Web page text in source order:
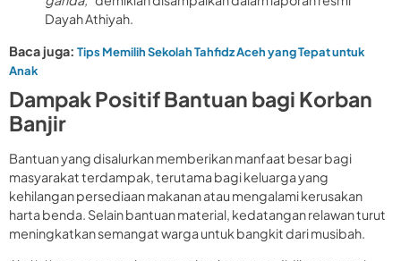
Dayah Athiyah.
Baca juga: Tips Memilih Sekolah Tahfidz Aceh yang Tepat untuk
Anak
Dampak Positif Bantuan bagi Korban
Banjir
Bantuan yang disalurkan memberikan manfaat besar bagi
masyarakat terdampak, terutama bagi keluarga yang
kehilangan persediaan makanan atau mengalami kerusakan
harta benda. Selain bantuan material, kedatangan relawan turut
meningkatkan semangat warga untuk bangkit dari musibah.